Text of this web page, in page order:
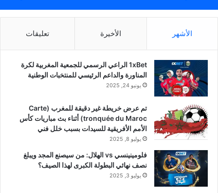
الأشهر الأخيرة تعليقات
1xBet الراعي الرسمي للجمعية المغربية لكرة
المناورة والداعم الرئيسي للمنتخبات الوطنية
يونيو 24, 2025
تم عرض خريطة غير دقيقة للمغرب (Carte
tronquée du Maroc) أثناء بث مباريات كأس
الأمم الأفريقية للسيدات بسبب خلل فني
يوليو 8, 2025
فلومينينسي vs الهلال: من سيصنع المجد ويبلغ
نصف نهائي البطولة الكبرى لهذا الصيف؟
يوليو 3, 2025